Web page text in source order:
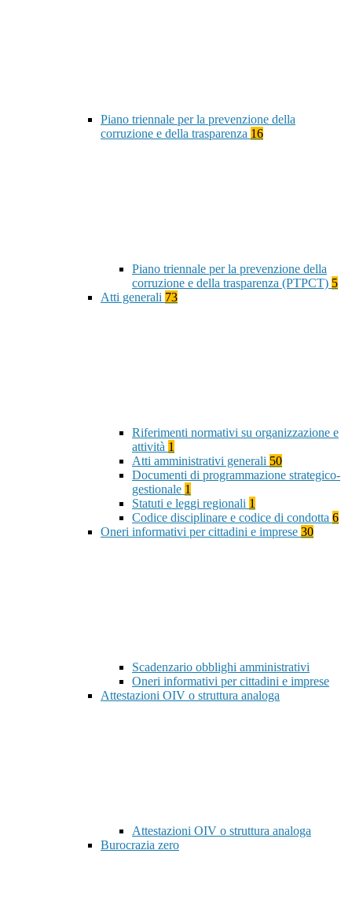
Piano triennale per la prevenzione della
corruzione e della trasparenza 16
Piano triennale per la prevenzione della
corruzione e della trasparenza (PTPCT) 5
Atti generali 73
Riferimenti normativi su organizzazione e
attività 1
Atti amministrativi generali 50
Documenti di programmazione strategico-
gestionale 1
Statuti e leggi regionali 1
Codice disciplinare e codice di condotta 6
Oneri informativi per cittadini e imprese 30
Scadenzario obblighi amministrativi
Oneri informativi per cittadini e imprese
Attestazioni OIV o struttura analoga
Attestazioni OIV o struttura analoga
Burocrazia zero